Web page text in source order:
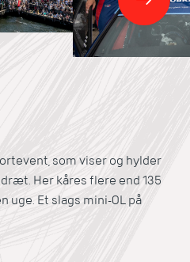
som viser og hylder
Her kåres flere end 135
uge. Et slags mini-OL på